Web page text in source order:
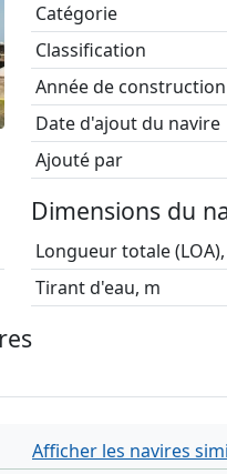
Catégorie
Classification
Année de construction
Date d'ajout du navire
Ajouté par
Dimensions du
Longueur totale
Tirant d'eau, m
Afficher les navires